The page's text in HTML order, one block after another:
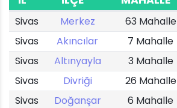
Sivas Merkez 63 Mahalle
Sivas
Akıncılar 7 Mahalle
Sivas
Altınyayla 3 Mahalle
Sivas
Divriği 26 Mahalle
Sivas
Doğanşar 6 Mahalle